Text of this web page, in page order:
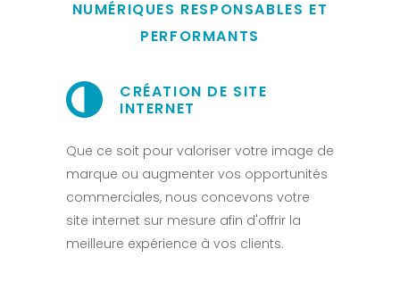
NUMÉRIQUES RESPONSABLES ET
PERFORMANTS
CRÉATION DE SITE
INTERNET
Que ce soit pour valoriser votre image de
marque ou augmenter vos opportunités
commerciales, nous concevons votre
site internet sur mesure afin d'offrir la
meilleure expérience à vos clients.